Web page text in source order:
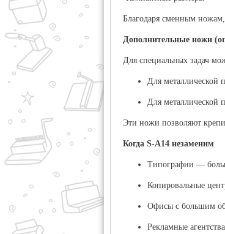
Благодаря сменным
Дополнительные ножи
Для специальных задач
Для металлической
Для металлической
Эти ножи позволяют
Когда S-A14 незаменим
Типографии —
Копировальные
Офисы с большим
Рекламные агентства